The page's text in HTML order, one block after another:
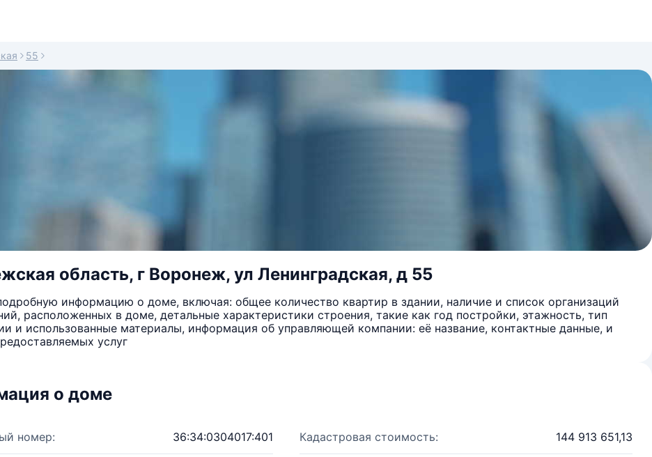
55
область, г Воронеж, ул Ленинградская, д 55
информацию о доме, включая: общее количество квартир в здании, наличие и список организаций
расположенных в доме, детальные характеристики строения, такие как год постройки, этажность, тип
и использованные материалы, информация об управляющей компании: её название, контактные данные, и
услуг
о доме
номер: 36:34:0304017:401 Кадастровая стоимость: 144 913 651,13